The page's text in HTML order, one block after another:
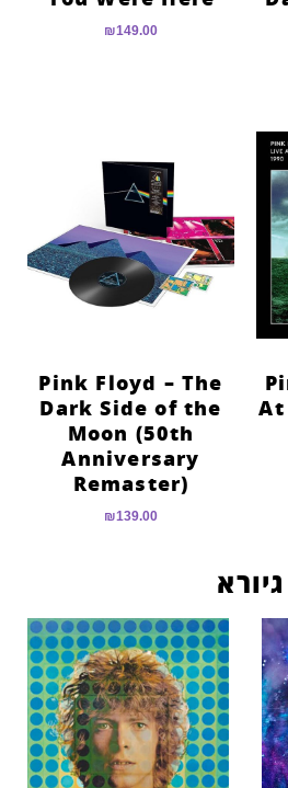
₪149.00
At
Pink Floyd – The
Dark Side of the
Moon (50th
Anniversary
Remaster)
₪139.00